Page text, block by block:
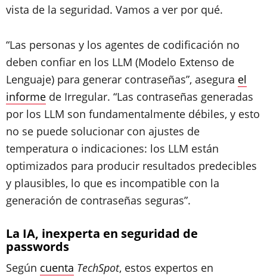
vista de la seguridad. Vamos a ver por qué.
“Las personas y los agentes de codificación no
deben confiar en los LLM (Modelo Extenso de
Lenguaje) para generar contraseñas”, asegura el
informe de Irregular. “Las contraseñas generadas
por los LLM son fundamentalmente débiles, y esto
no se puede solucionar con ajustes de
temperatura o indicaciones: los LLM están
optimizados para producir resultados predecibles
y plausibles, lo que es incompatible con la
generación de contraseñas seguras”.
La IA, inexperta en seguridad de
passwords
Según cuenta TechSpot, estos expertos en